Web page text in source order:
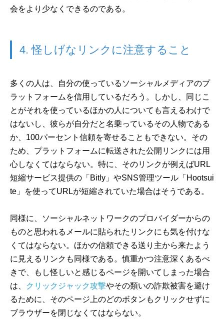
会をより少なくできるのである。
4. 怪しげなリンクに注意すること
多くの人は、自分の使っているソーシャルメディアのプ
ラットフォームを信用しているだろう。しかし、同じこ
とがそれを使っているほかの人についても言えるわけで
はないし、彼らが自分だと名乗っているその人物である
か、100パーセント信頼を寄せることもできない。その
ため、プラットフォームに転送された公開リンクには用
心しなくてはならない。特に、そのリンクが例えばURL
短縮サービス提供の「Bitly」やSNS管理ツール「Hootsui
te」を使ってURLが短縮されていた場合はそうである。
同様に、ソーシャルネットワークのプロバイダーからの
ものと思われるメールに貼られたリンクにも気を付けな
くてはならない。ほかの信頼できる送り主から来たよう
に見えるリンクも同様である。慎重かつ注意深くあるべ
きで、もし怪しいと感じるページを開いてしまった場合
は、
クリックジャック攻撃やその類いの詐欺被害を避け
るために、そのページ上のどのボタンもクリックせずに
ブラウザーを閉じなくてはならない。